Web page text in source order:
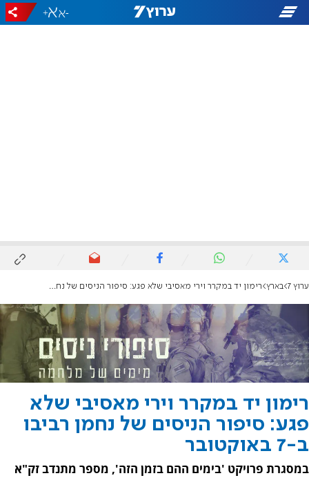
-
+
ערוץ 7 בארץ רימון יד במקרר וירי מאסיבי שלא פגע: סיפור הניסים של נחמן רביבו ב-7 באוקטובר
רימון יד במקרר וירי מאסיבי שלא
פגע: סיפור הניסים של נחמן רביבו
ב-7 באוקטובר
במסגרת פרויקט 'בימים ההם בזמן הזה', מספר מתנדב זק"א